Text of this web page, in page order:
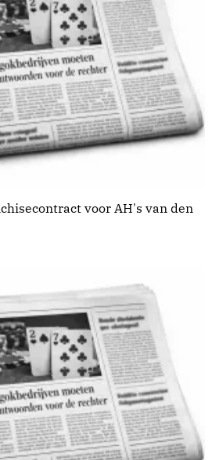
voor AH's van den